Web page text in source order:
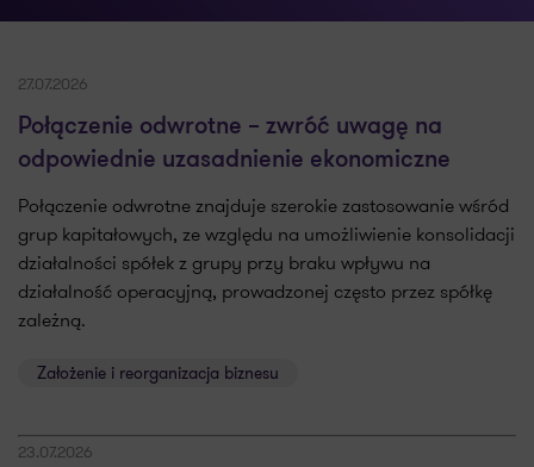
27.07.2026
Połączenie odwrotne – zwróć uwagę na
odpowiednie uzasadnienie ekonomiczne
Połączenie odwrotne znajduje szerokie zastosowanie wśród
grup kapitałowych, ze względu na umożliwienie konsolidacji
działalności spółek z grupy przy braku wpływu na
działalność operacyjną, prowadzonej często przez spółkę
zależną.
Założenie i reorganizacja biznesu
23.07.2026